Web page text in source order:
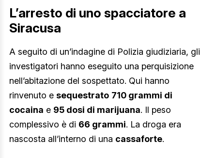
L’arresto di uno spacciatore a
Siracusa
A seguito di un’indagine di Polizia giudiziaria, gli
investigatori hanno eseguito una perquisizione
nell’abitazione del sospettato. Qui hanno
rinvenuto e sequestrato 710 grammi di
cocaina e 95 dosi di marijuana. Il peso
complessivo è di 66 grammi. La droga era
nascosta all’interno di una cassaforte.